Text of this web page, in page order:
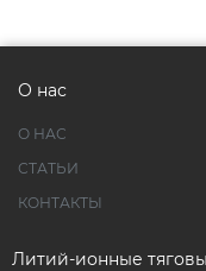
О нас
О НАС
СТАТЬИ
КОНТАКТЫ
Литий-ионные